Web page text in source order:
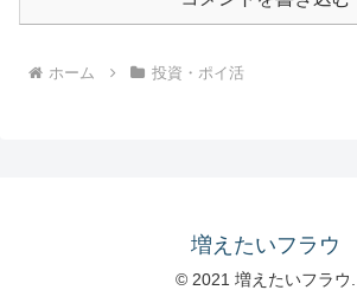
ホーム 投資・ポイ活
増えたいフラウ
© 2021 増えたいフラウ.